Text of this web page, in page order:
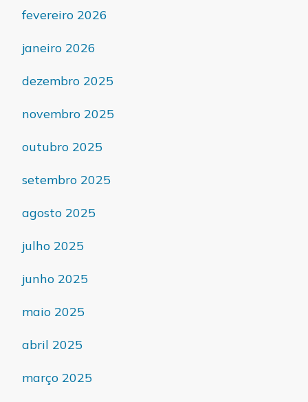
fevereiro 2026
janeiro 2026
dezembro 2025
novembro 2025
outubro 2025
setembro 2025
agosto 2025
julho 2025
junho 2025
maio 2025
abril 2025
março 2025